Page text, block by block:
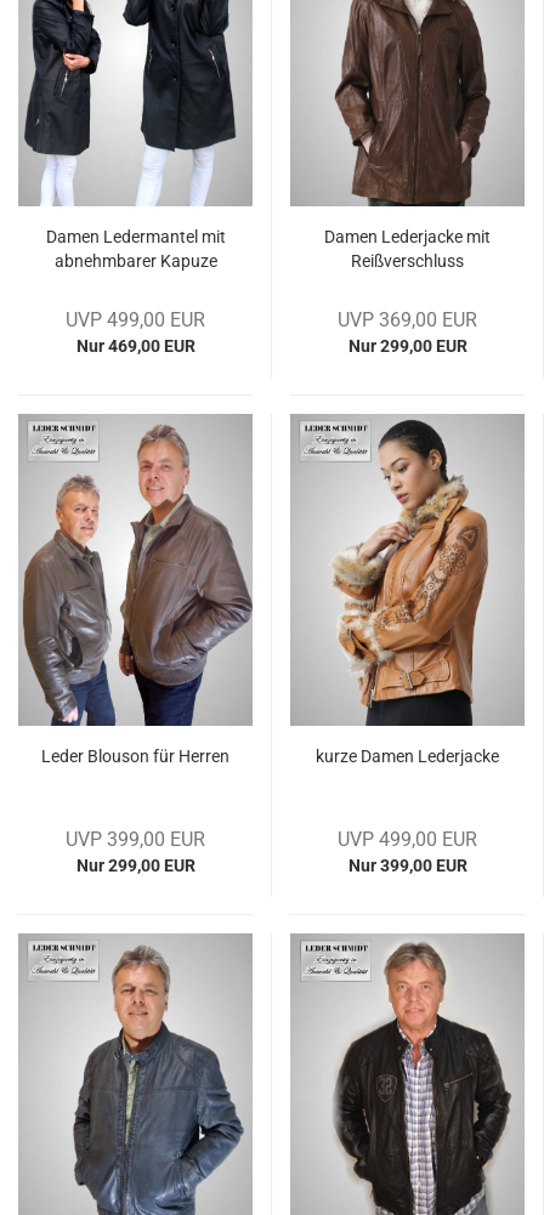
Damen Le­der­man­tel mit
ab­nehm­ba­rer Ka­pu­ze
UVP 499,00 EUR
Nur 469,00 EUR
Damen Le­der­ja­cke mit
Reiß­ver­schluss
UVP 369,00 EUR
Nur 299,00 EUR
Leder Blou­son für Her­ren
UVP 399,00 EUR
Nur 299,00 EUR
kurze Damen Le­der­ja­cke
UVP 499,00 EUR
Nur 399,00 EUR